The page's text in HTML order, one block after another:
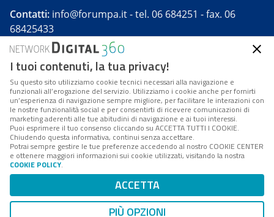
Contatti: info@forumpa.it- tel. 06 684251 - fax. 06
68425433
Forumpa.itè una pubblicazione telematica iscritta
presso Registro della stampa del Tribunale di Roma -
Reg. n. 182 del 2 maggio 2008 - Direttore resp. Michela
Stentella
FPA s.r.l. è società soggetta a Direzione e
Coordinamento da parte di Digital360 S.p.A. - FPA s.r.l.
è un'azienda certificata per il sistema di management
Codice Fiscale/Partita IVA n. 10693191008 - R.E.A. Roma
n. 1249791. ISP AWS
Mappa del sito
I tuoi contenuti, la tua privacy!
Su questo sito utilizziamo cookie tecnici necessari alla navigazione e
funzionali all’erogazione del servizio. Utilizziamo i cookie anche per fornirti
un’esperienza di navigazione sempre migliore, per facilitare le interazioni con
le nostre funzionalità social e per consentirti di ricevere comunicazioni di
marketing aderenti alle tue abitudini di navigazione e ai tuoi interessi.
Puoi esprimere il tuo consenso cliccando su ACCETTA TUTTI I COOKIE.
Chiudendo questa informativa, continui senza accettare.
Potrai sempre gestire le tue preferenze accedendo al nostro COOKIE CENTER
e ottenere maggiori informazioni sui cookie utilizzati, visitando la nostra
COOKIE POLICY.
ACCETTA
PIÙ OPZIONI